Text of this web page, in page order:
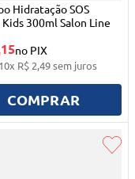
Hidratação SOS
Kids 300ml Salon Line
no PIX
10x R$ 2,49sem juros
COMPRAR